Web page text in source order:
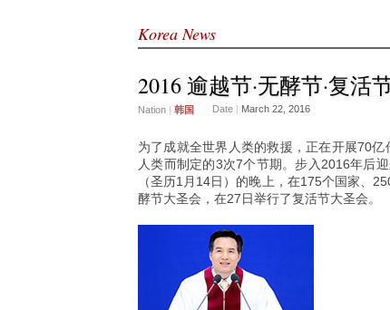
Korea News
2016 逾越节·无酵节·复活
Nation | 韩国 Date | March 22, 2016
为了成就全世界人类的救援，正在开展70
人类而制定的3次7个节期。步入2016年后
（圣历1月14日）的晚上，在175个国家、
酵节大圣会，在27日举行了复活节大圣会。